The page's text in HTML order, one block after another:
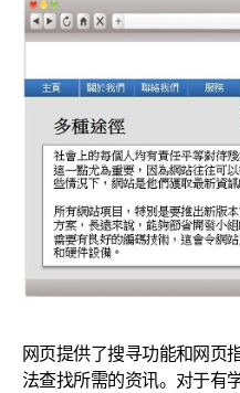
网页提供了搜寻功能和网页
法查找所需的资讯。对于有